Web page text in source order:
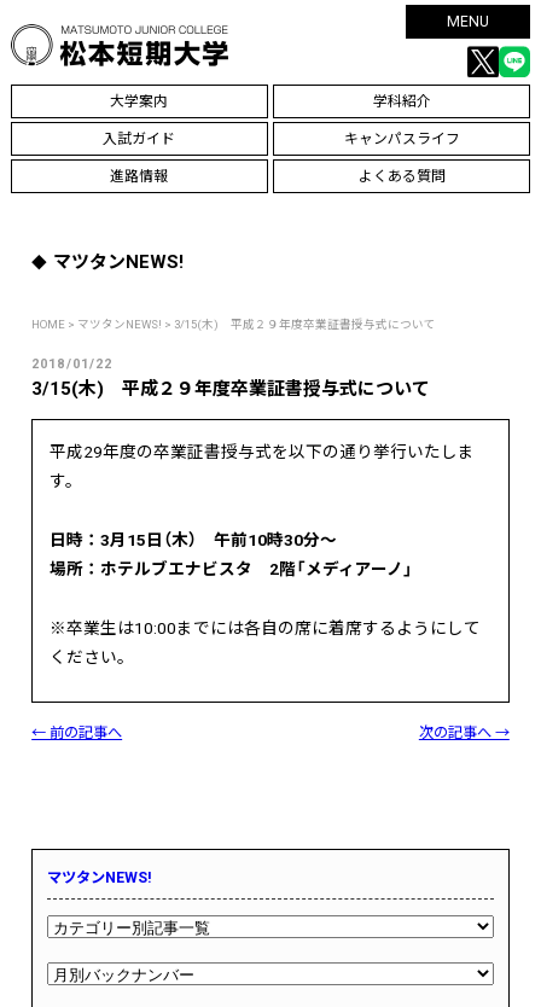
MENU
大学案内 学科紹介
入試ガイド キャンパスライフ
進路情報 よくある質問
マツタンNEWS!
HOME > マツタンNEWS! > 3/15(木) 平成２９年度卒業証書授与式について
2018/01/22
3/15(木) 平成２９年度卒業証書授与式について
平成29年度の卒業証書授与式を以下の通り挙行いたしま
す。
日時：3月15日（木） 午前10時30分～
場所：ホテルブエナビスタ 2階「メディアーノ」
※卒業生は10:00までには各自の席に着席するようにして
ください。
← 前の記事へ 次の記事へ →
マツタンNEWS!